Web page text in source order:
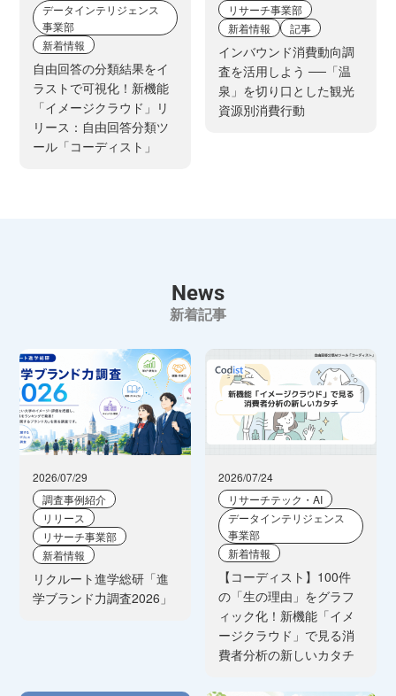
データインテリジェンス
事業部
新着情報
自由回答の分類結果をイ
ラストで可視化！新機能
「イメージクラウド」リ
リース：自由回答分類ツ
ール「コーディスト」
リサーチ事業部
新着情報
記事
インバウンド消費動向調
査を活用しよう ──「温
泉」を切り口とした観光
資源別消費行動
News
新着記事
2026/07/29
調査事例紹介
リリース
リサーチ事業部
新着情報
リクルート進学総研「進
学ブランド力調査2026」
2026/07/24
リサーチテック・AI
データインテリジェンス
事業部
新着情報
【コーディスト】100件
の「生の理由」をグラフ
ィック化！新機能「イメ
ージクラウド」で見る消
費者分析の新しいカタチ